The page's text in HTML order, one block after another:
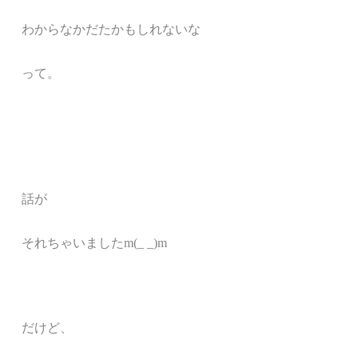
わからなかだたかもしれないな
って。
話が
それちゃいましたm(_ _)m
だけど、